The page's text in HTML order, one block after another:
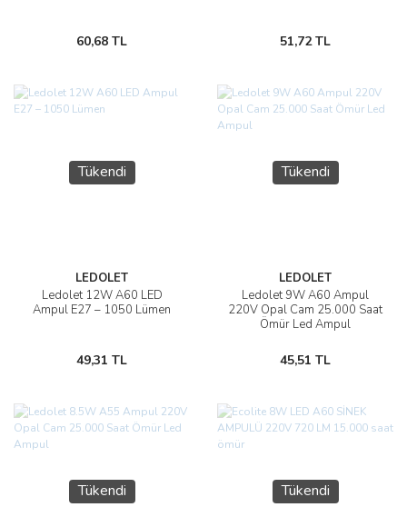
60,68 TL 51,72 TL
Tükendi
LEDOLET
Ledolet 12W A60 LED
Ampul E27 – 1050 Lümen
49,31 TL
Tükendi
LEDOLET
Ledolet 9W A60 Ampul
220V Opal Cam 25.000 Saat
Ömür Led Ampul
45,51 TL
Tükendi Tükendi